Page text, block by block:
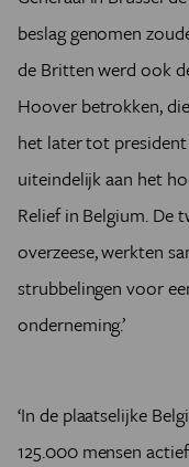
beslag genomen
de Britten werd ook
Hoover betrokken,
het later tot president
uiteindelijk aan het
Relief in Belgium. De
overzeese, werkten
strubbelingen voor
onderneming.’
‘In de plaatselijke
125.000 mensen